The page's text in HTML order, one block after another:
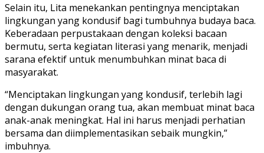
Selain itu, Lita menekankan pentingnya menciptakan
lingkungan yang kondusif bagi tumbuhnya budaya baca.
Keberadaan perpustakaan dengan koleksi bacaan
bermutu, serta kegiatan literasi yang menarik, menjadi
sarana efektif untuk menumbuhkan minat baca di
masyarakat.
“Menciptakan lingkungan yang kondusif, terlebih lagi
dengan dukungan orang tua, akan membuat minat baca
anak-anak meningkat. Hal ini harus menjadi perhatian
bersama dan diimplementasikan sebaik mungkin,”
imbuhnya.